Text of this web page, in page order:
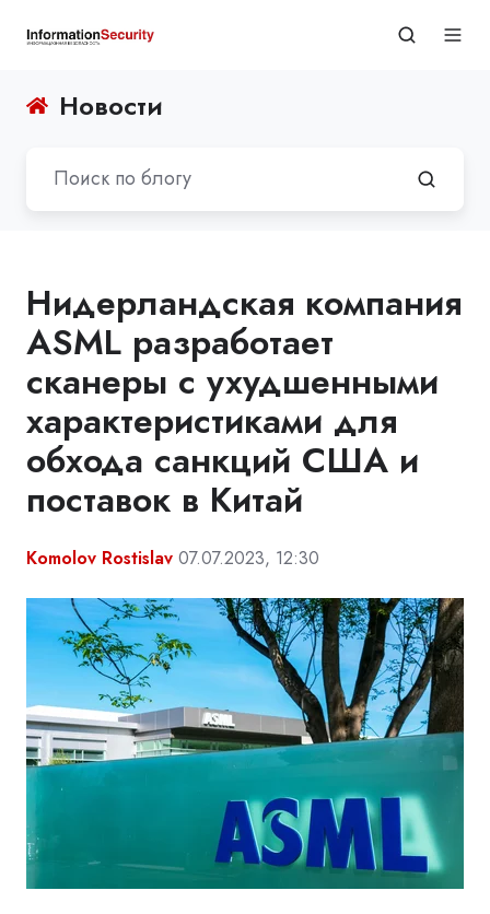
Новости
Нидерландская компания
ASML разработает
сканеры с ухудшенными
характеристиками для
обхода санкций США и
поставок в Китай
Komolov Rostislav 07.07.2023, 12:30